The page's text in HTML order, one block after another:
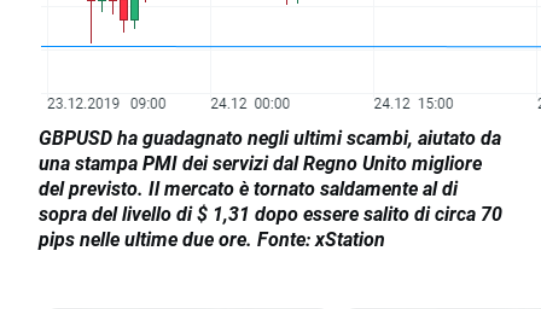
GBPUSD ha guadagnato negli ultimi scambi, aiutato da
una stampa PMI dei servizi dal Regno Unito migliore
del previsto. Il mercato è tornato saldamente al di
sopra del livello di $ 1,31 dopo essere salito di circa 70
pips nelle ultime due ore. Fonte: xStation